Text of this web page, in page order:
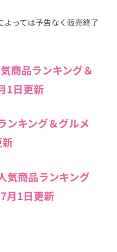
っては予告なく販売終了
商品ランキング＆
1日更新
ンキング＆グルメ
気商品ランキング
月1日更新